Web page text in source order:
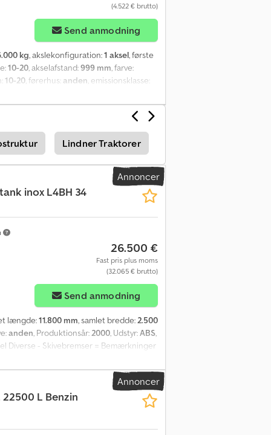
(4.522 € brutto)
Send anmodning
kg, akslekonfiguration:1 aksel, første
10-20, akselafstand:999 mm, farve:
10-20, førerhus: anden, emissionsklasse:
tankanhænger til transport og
Diesel Supra motor 1 D 41 S med
system 24 V - 7-polet, trækøje 40
Lindner Traktorer
Annoncer
inox L4BH 34
26.500 €
Fast pris plus moms
(32.065 € brutto)
Send anmodning
længde:11.800 mm, samlet bredde:2.500
anden, Produktionsår:2000, Udstyr:ABS,
Diverse - Skivebremser = Bemærkninger
cm Diameter på koblingsbolt /
✓ Karrosseri Byggeår: 2000 Tank
Materialekode: 1.4571 / 1.4401
Maksimal arbejdsbelastning: 3,0 bar
Akselkonfiguration Mærke på aksler: Saf
15 %; Dækmønster højre: 20 %
Annoncer
22500 L Benzin